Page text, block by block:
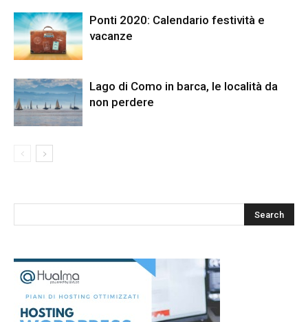
Ponti 2020: Calendario festività e
vacanze
Lago di Como in barca, le località da
non perdere